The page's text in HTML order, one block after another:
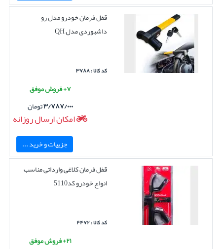
قفل فرمان خودرو مدل رو
داشبوردی مدل QH
کد کالا : ۳۷۸۸
۷+ فروش موفق
۳/۷۸۷/۰۰۰تومان
امکان ارسال روزانه
جزییات و خرید ...
قفل فرمان کلاغی وارداتی مناسب
انواع خودرو کد5110
کد کالا : ۴۴۷۲
۲۱+ فروش موفق